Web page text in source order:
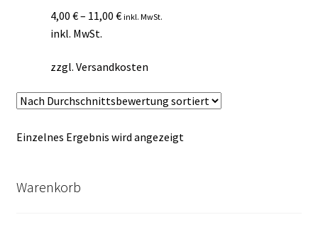
4,00 €– 11,00 € inkl. MwSt.
inkl. MwSt.
zzgl. Versandkosten
Einzelnes Ergebnis wird angezeigt
Warenkorb